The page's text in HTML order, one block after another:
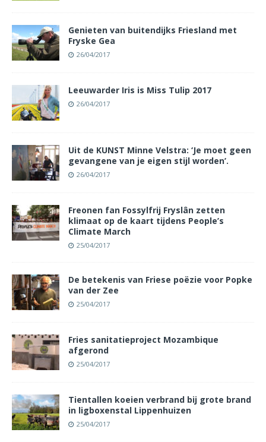
Genieten van buitendijks Friesland met
Fryske Gea
26/04/2017
Leeuwarder Iris is Miss Tulip 2017
26/04/2017
Uit de KUNST Minne Velstra: ‘Je moet geen
gevangene van je eigen stijl worden’.
26/04/2017
Freonen fan Fossylfrij Fryslân zetten
klimaat op de kaart tijdens People’s
Climate March
25/04/2017
De betekenis van Friese poëzie voor Popke
van der Zee
25/04/2017
Fries sanitatieproject Mozambique
afgerond
25/04/2017
Tientallen koeien verbrand bij grote brand
in ligboxenstal Lippenhuizen
25/04/2017